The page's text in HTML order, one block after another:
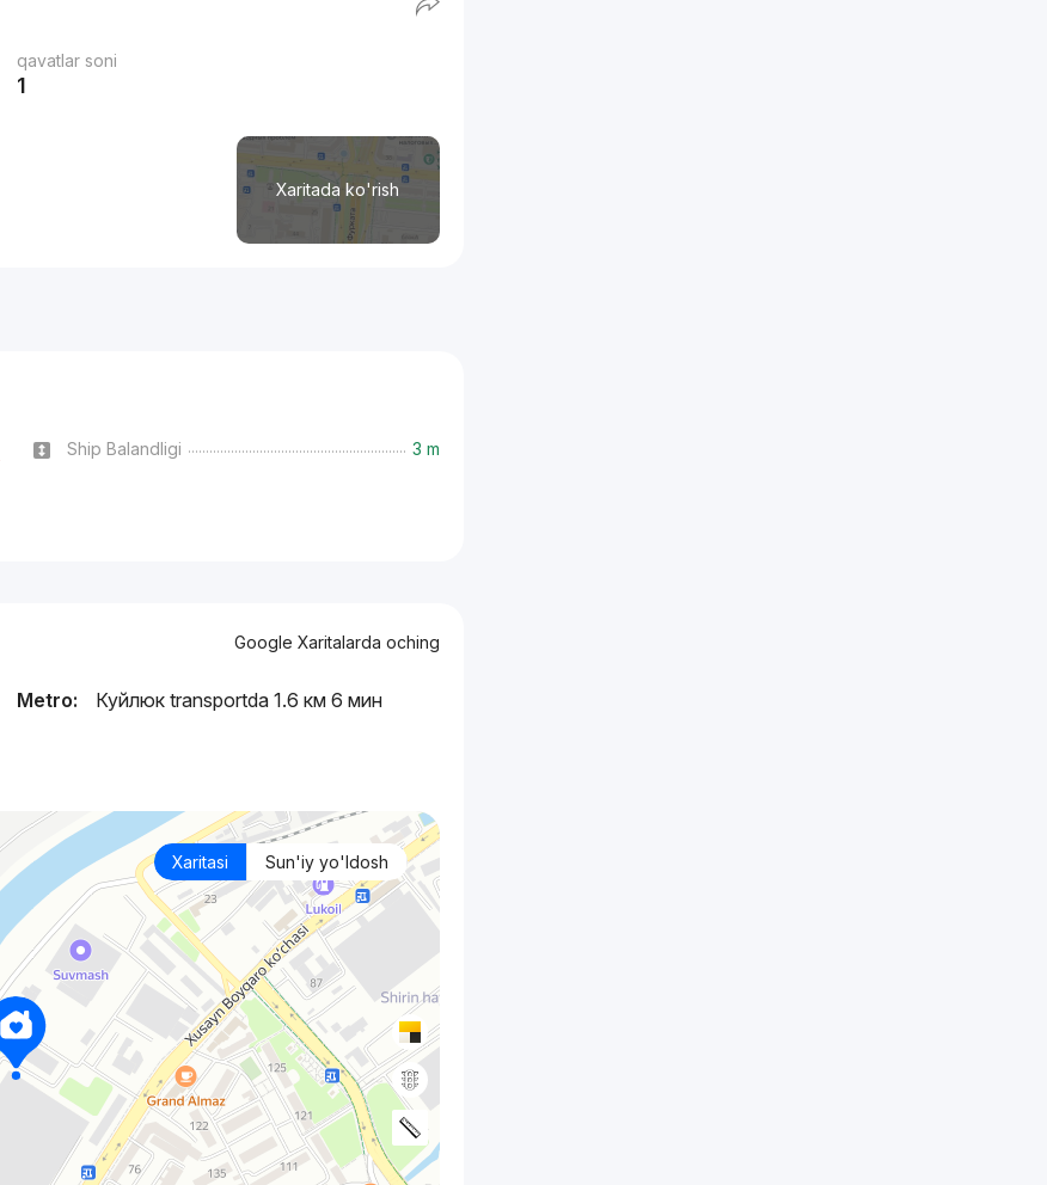
qavatlar soni
1
Xaritada ko'rish
Ship Balandligi 3 m
Google Xaritalarda oching
Metro: Куйлюк transportda 1.6 км 6 мин
Xaritasi Sun'iy yo'ldosh